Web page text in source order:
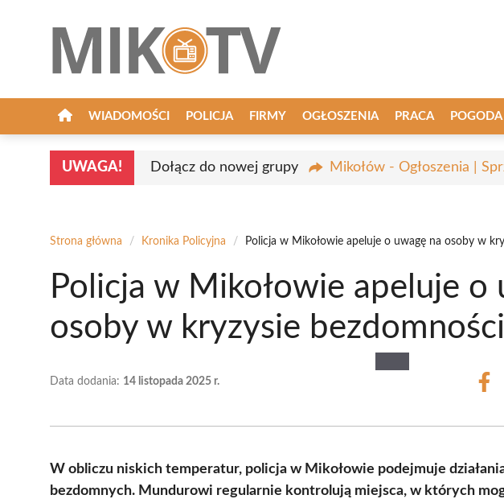
WIADOMOŚCI POLICJA FIRMY OGŁOSZENIA PRACA POGODA
UWAGA! Dołącz do nowej grupy Mikołów - Ogłoszenia |
Strona główna / Kronika Policyjna / Policja w Mikołowie apeluje o uwagę na osoby w
Policja w Mikołowie apeluje o
osoby w kryzysie bezdomności
Data dodania: 14 listopada 2025 r.
W obliczu niskich temperatur, policja w Mikołowie podejmuje
bezdomnych. Mundurowi regularnie kontrolują miejsca, w których